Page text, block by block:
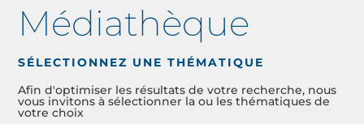
Médiathèque
SÉLECTIONNEZ UNE THÉMATIQUE
Afin d'optimiser les résultats de votre recherche, nous
vous invitons à sélectionner la ou les thématiques de
votre choix